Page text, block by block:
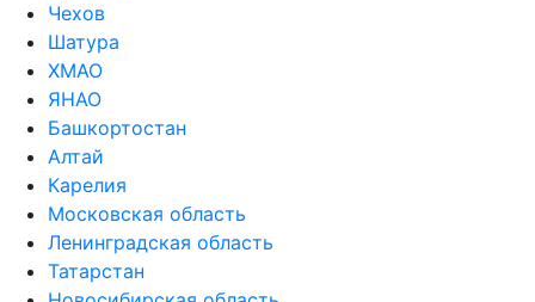
Чехов
Шатура
ХМАО
ЯНАО
Башкортостан
Алтай
Карелия
Московская область
Ленинградская область
Татарстан